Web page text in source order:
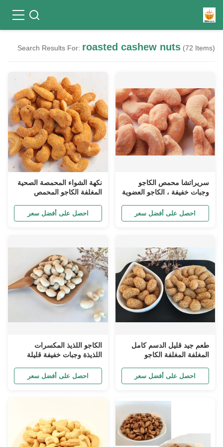
Search Results For: roasted cashew nuts (72 Items)
سريراتشا محمص الكاجو
وجبات خفيفة ، الكاجو العضوية
احصل على أفضل سعر
نكهة الشواء المحمصة الصحية
المغلفة الكاجو المحمص
حلال / شهادة BRC
احصل على أفضل سعر
طعم جيد قليل الدسم كامل
المغلفة المغلفة الكاجو
احصل على أفضل سعر
الكاجو اللذيذ المكسرات
اللذيذة وجبات خفيفة قليلة
احصل على أفضل سعر